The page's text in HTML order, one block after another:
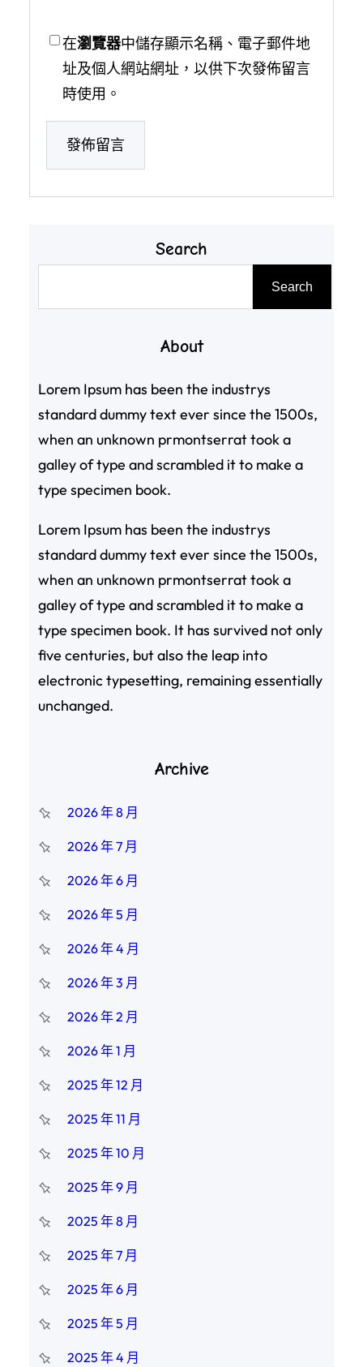
在瀏覽器中儲存顯示名稱、電子郵件地
址及個人網站網址，以供下次發佈留言
時使用。
Search
Search
About
Lorem Ipsum has been the industrys
standard dummy text ever since the 1500s,
when an unknown prmontserrat took a
galley of type and scrambled it to make a
type specimen book.
Lorem Ipsum has been the industrys
standard dummy text ever since the 1500s,
when an unknown prmontserrat took a
galley of type and scrambled it to make a
type specimen book. It has survived not only
five centuries, but also the leap into
electronic typesetting, remaining essentially
unchanged.
Archive
2026 年 8 月
2026 年 7 月
2026 年 6 月
2026 年 5 月
2026 年 4 月
2026 年 3 月
2026 年 2 月
2026 年 1 月
2025 年 12 月
2025 年 11 月
2025 年 10 月
2025 年 9 月
2025 年 8 月
2025 年 7 月
2025 年 6 月
2025 年 5 月
2025 年 4 月